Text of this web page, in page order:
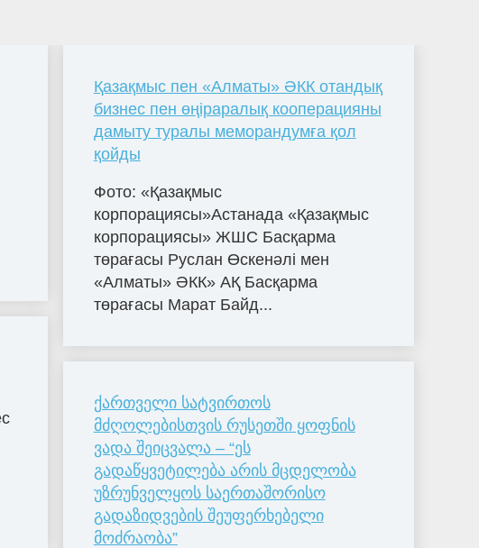
Қазақмыс пен «Алматы» ӘКК отандық
бизнес пен өңіраралық кооперацияны
дамыту туралы меморандумға қол
қойды
Фото: «Қазақмыс
корпорациясы»Астанада «Қазақмыс
корпорациясы» ЖШС Басқарма
төрағасы Руслан Өскенәлі мен
«Алматы» ӘКК» АҚ Басқарма
төрағасы Марат Байд...
ქართველი სატვირთოს
მძღოლებისთვის რუსეთში ყოფნის
ვადა შეიცვალა – “ეს
გადაწყვეტილება არის მცდელობა
უზრუნველყოს საერთაშორისო
გადაზიდვების შეუფერხებელი
მოძრაობა”